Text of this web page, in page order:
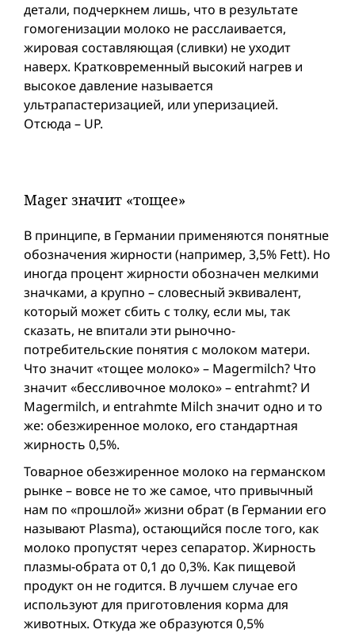
детали, подчеркнем лишь, что в результате
гомогенизации молоко не расслаивается,
жировая составляющая (сливки) не уходит
наверх. Кратковременный высокий нагрев и
высокое давление называется
ультрапастеризацией, или уперизацией.
Отсюда – UP.
Mager значит «тощее»
В принципе, в Германии применяются понятные
обозначения жирности (например, 3,5% Fett). Но
иногда процент жирности обозначен мелкими
значками, а крупно – словесный эквивалент,
который может сбить с толку, если мы, так
сказать, не впитали эти рыночно-
потребительские понятия с молоком матери.
Что значит «тощее молоко» – Magermilch? Что
значит «бессливочное молоко» – entrahmt? И
Magermilch, и entrahmte Milch значит одно и то
же: обезжиренное молоко, его стандартная
жирность 0,5%.
Товарное обезжиренное молоко на германском
рынке – вовсе не то же самое, что привычный
нам по «прошлой» жизни обрат (в Германии его
называют Plasma), остающийся после того, как
молоко пропустят через сепаратор. Жирность
плазмы-обрата от 0,1 до 0,3%. Как пищевой
продукт он не годится. В лучшем случае его
используют для приготовления корма для
животных. Откуда же образуются 0,5%